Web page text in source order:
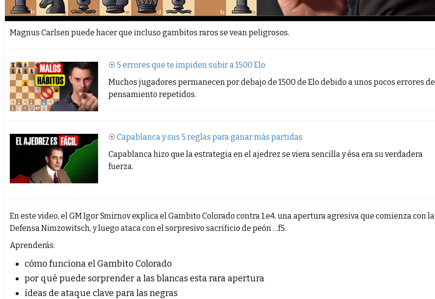
Magnus Carlsen puede hacer que incluso gambitos raros se vean peligrosos.
☉ 5 errores que te impiden subir a 1500 Elo
Muchos jugadores permanecen por debajo de 1500 de Elo debido a unos pocos errores de
pensamiento repetidos.
☉ Capablanca y sus 5 reglas para ganar más partidas
Capablanca hizo que la estrategia en el ajedrez se viera sencilla y ésa era su verdadera
fuerza.
En este video, el GM Igor Smirnov explica el Gambito Colorado contra 1.e4, una apertura agresiva que comienza con la
Defensa Nimzowitsch, y luego ataca con el sorpresivo sacrificio de peón …f5.
Aprenderás:
cómo funciona el Gambito Colorado
por qué puede sorprender a las blancas esta rara apertura
ideas de ataque clave para las negras